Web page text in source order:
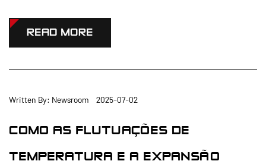
READ MORE
Written By: Newsroom 2025-07-02
COMO AS FLUTUAÇÕES DE
TEMPERATURA E A EXPANSÃO